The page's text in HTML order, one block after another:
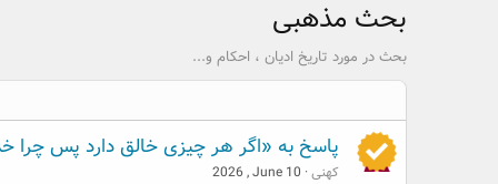
بحث مذهبی
بحث در مورد تاریخ ادیان ، احکام و...
پاسخ به «اگر هر چیزی خالق دارد پس چرا
کهنی 2026 , June 10